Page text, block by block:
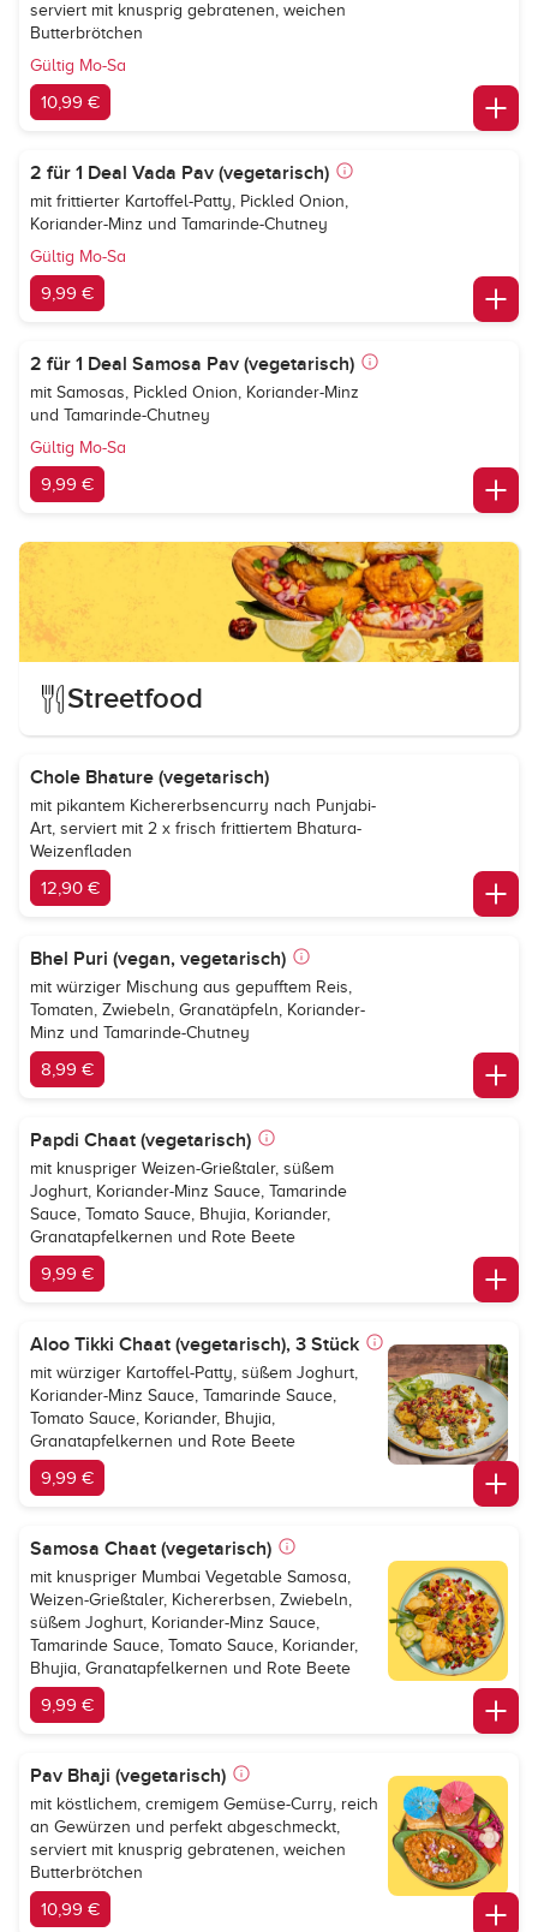
serviert mit knusprig gebratenen, weichen
Butterbrötchen
Gültig Mo-Sa
10,99 €
2 für 1 Deal Vada Pav (vegetarisch)
mit frittierter Kartoffel-Patty, Pickled Onion,
Koriander-Minz und Tamarinde-Chutney
Gültig Mo-Sa
9,99 €
2 für 1 Deal Samosa Pav (vegetarisch)
mit Samosas, Pickled Onion, Koriander-Minz
und Tamarinde-Chutney
Gültig Mo-Sa
9,99 €
Streetfood
Chole Bhature (vegetarisch)
mit pikantem Kichererbsencurry nach Punjabi-
Art, serviert mit 2 x frisch frittiertem Bhatura-
Weizenfladen
12,90 €
Bhel Puri (vegan, vegetarisch)
mit würziger Mischung aus gepufftem Reis,
Tomaten, Zwiebeln, Granatäpfeln, Koriander-
Minz und Tamarinde-Chutney
8,99 €
Papdi Chaat (vegetarisch)
mit knuspriger Weizen-Grießtaler, süßem
Joghurt, Koriander-Minz Sauce, Tamarinde
Sauce, Tomato Sauce, Bhujia, Koriander,
Granatapfelkernen und Rote Beete
9,99 €
Aloo Tikki Chaat (vegetarisch), 3 Stück
mit würziger Kartoffel-Patty, süßem Joghurt,
Koriander-Minz Sauce, Tamarinde Sauce,
Tomato Sauce, Koriander, Bhujia,
Granatapfelkernen und Rote Beete
9,99 €
Samosa Chaat (vegetarisch)
mit knuspriger Mumbai Vegetable Samosa,
Weizen-Grießtaler, Kichererbsen, Zwiebeln,
süßem Joghurt, Koriander-Minz Sauce,
Tamarinde Sauce, Tomato Sauce, Koriander,
Bhujia, Granatapfelkernen und Rote Beete
9,99 €
Pav Bhaji (vegetarisch)
mit köstlichem, cremigem Gemüse-Curry, reich
an Gewürzen und perfekt abgeschmeckt,
serviert mit knusprig gebratenen, weichen
Butterbrötchen
10,99 €